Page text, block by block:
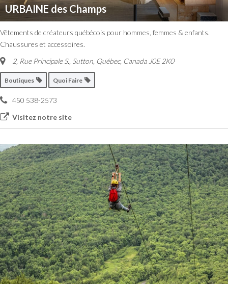
URBAINE des Champs
Vêtements de créateurs québécois pour hommes, femmes & enfants.
Chaussures et accessoires.
2, Rue Principale S. Sutton, Québec, Canada J0E 2K0
Boutiques Quoi Faire
450 538-2573
Visitez notre site